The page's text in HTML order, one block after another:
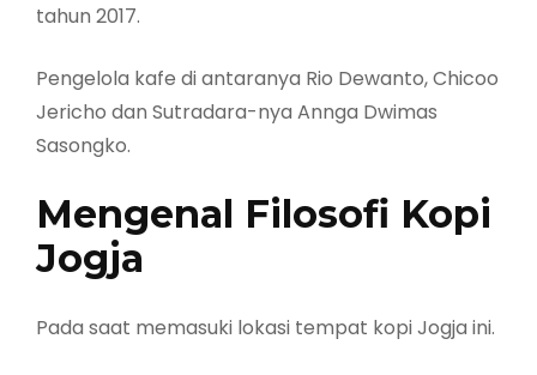
tahun 2017.
Pengelola kafe di antaranya Rio Dewanto, Chicoo
Jericho dan Sutradara-nya Annga Dwimas
Sasongko.
Mengenal Filosofi Kopi
Jogja
Pada saat memasuki lokasi tempat kopi Jogja ini.